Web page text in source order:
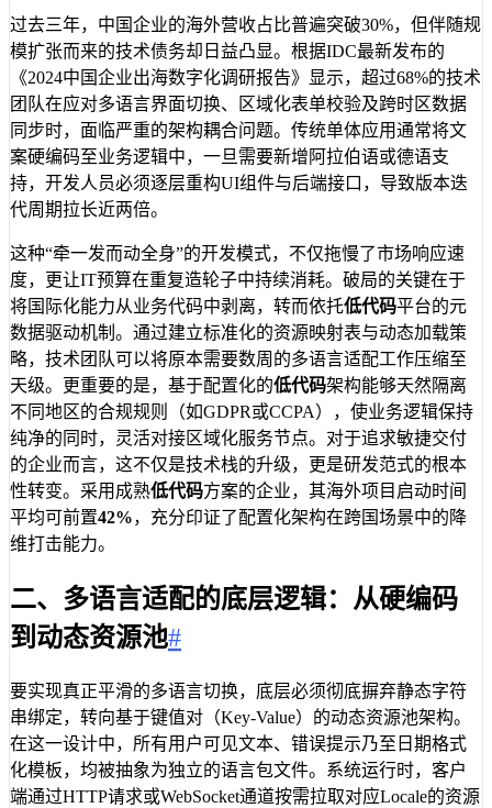
过去三年，中国企业的海外营收占比普遍突破30%，但伴随规
模扩张而来的技术债务却日益凸显。根据IDC最新发布的
《2024中国企业出海数字化调研报告》显示，超过68%的技术
团队在应对多语言界面切换、区域化表单校验及跨时区数据
同步时，面临严重的架构耦合问题。传统单体应用通常将文
案硬编码至业务逻辑中，一旦需要新增阿拉伯语或德语支
持，开发人员必须逐层重构UI组件与后端接口，导致版本迭
代周期拉长近两倍。
这种“牵一发而动全身”的开发模式，不仅拖慢了市场响应速
度，更让IT预算在重复造轮子中持续消耗。破局的关键在于
将国际化能力从业务代码中剥离，转而依托低代码平台的元
数据驱动机制。通过建立标准化的资源映射表与动态加载策
略，技术团队可以将原本需要数周的多语言适配工作压缩至
天级。更重要的是，基于配置化的低代码架构能够天然隔离
不同地区的合规规则（如GDPR或CCPA），使业务逻辑保持
纯净的同时，灵活对接区域化服务节点。对于追求敏捷交付
的企业而言，这不仅是技术栈的升级，更是研发范式的根本
性转变。采用成熟低代码方案的企业，其海外项目启动时间
平均可前置42%，充分印证了配置化架构在跨国场景中的降
维打击能力。
二、多语言适配的底层逻辑：从硬编码
到动态资源池#
要实现真正平滑的多语言切换，底层必须彻底摒弃静态字符
串绑定，转向基于键值对（Key-Value）的动态资源池架构。
在这一设计中，所有用户可见文本、错误提示乃至日期格式
化模板，均被抽象为独立的语言包文件。系统运行时，客户
端通过HTTP请求或WebSocket通道按需拉取对应Locale的资源